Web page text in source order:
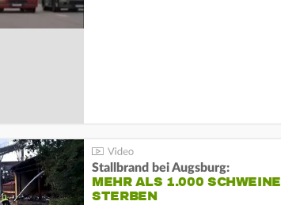
Stallbrand bei Augsburg:
MEHR ALS 1.000 SCHWEINE
STERBEN